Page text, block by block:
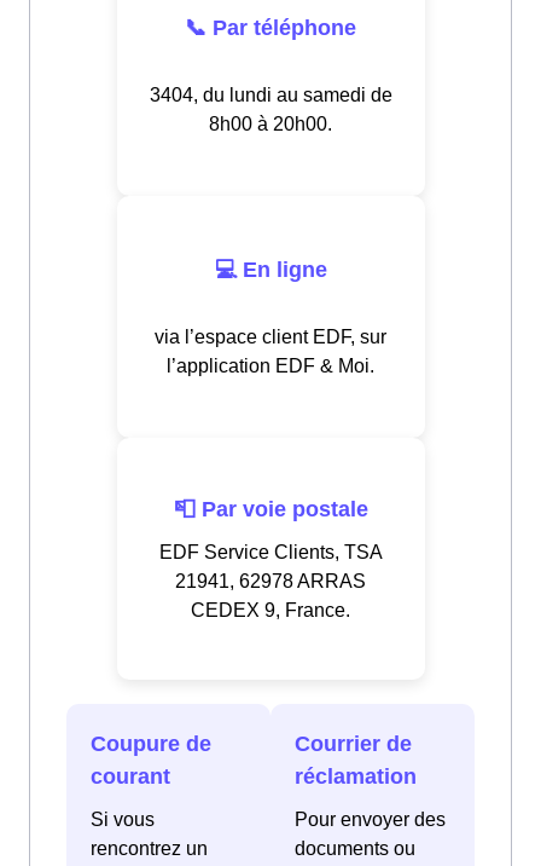
📞 Par téléphone
3404, du lundi au samedi de
8h00 à 20h00.
💻 En ligne
via l’espace client EDF, sur
l’application EDF & Moi.
📮 Par voie postale
EDF Service Clients, TSA
21941, 62978 ARRAS
CEDEX 9, France.
Coupure de
courant
Si vous
rencontrez un
Courrier de
réclamation
Pour envoyer des
documents ou